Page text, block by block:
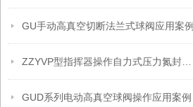
GU手动高真空切断法兰式球阀应用案例
GUD系列电动高真空球阀操作应用案例